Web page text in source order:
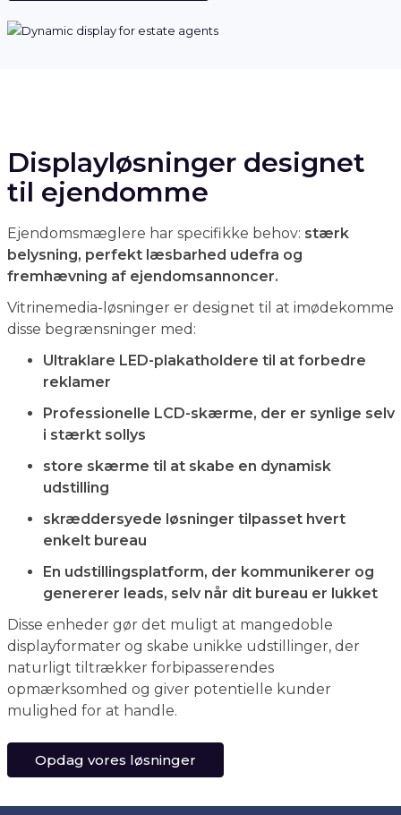
Displayløsninger designet
til ejendomme
Ejendomsmæglere har specifikke behov: stærk
belysning, perfekt læsbarhed udefra og
fremhævning af ejendomsannoncer.
Vitrinemedia-løsninger er designet til at imødekomme
disse begrænsninger med:
Ultraklare LED-plakatholdere til at forbedre
reklamer
Professionelle LCD-skærme, der er synlige selv
i stærkt sollys
store skærme til at skabe en dynamisk
udstilling
skræddersyede løsninger tilpasset hvert
enkelt bureau
En udstillingsplatform, der kommunikerer og
genererer leads, selv når dit bureau er lukket
Disse enheder gør det muligt at mangedoble
displayformater og skabe unikke udstillinger, der
naturligt tiltrækker forbipasserendes
opmærksomhed og giver potentielle kunder
mulighed for at handle.
Opdag vores løsninger